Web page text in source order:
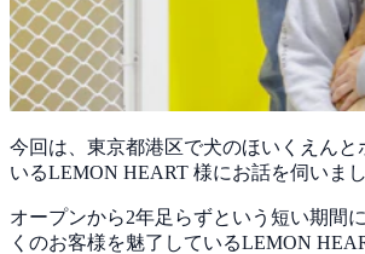
今回は、東京都港区で犬のほいくえんと
いるLEMON HEART 様にお話を伺いまし
オープンから2年足らずという短い期間
くのお客様を魅了しているLEMON